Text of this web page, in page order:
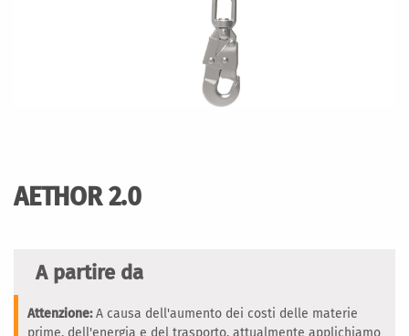
AETHOR 2.0
A partire da
Attenzione:A causa dell'aumento dei costi delle materie
prime, dell'energia e del trasporto, attualmente applichiamo
galleria